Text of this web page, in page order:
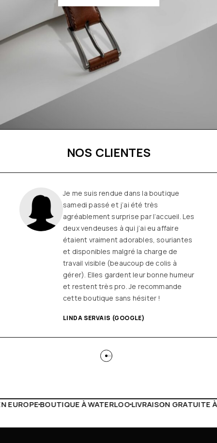
NOS CLIENTES
Je me suis rendue dans la boutique
samedi passé et j’ai été très
agréablement surprise par l’accueil. Les
deux vendeuses à qui j’ai eu affaire
étaient vraiment adorables, souriantes
et disponibles malgré la charge de
travail visible (beaucoup de colis à
gérer). Elles gardent leur bonne humeur
et restent très pro. Je recommande
cette boutique sans hésiter !
LINDA SERVAIS (GOOGLE)
LIVRAISON GRATUITE À PARTIR DE 150€LIVE